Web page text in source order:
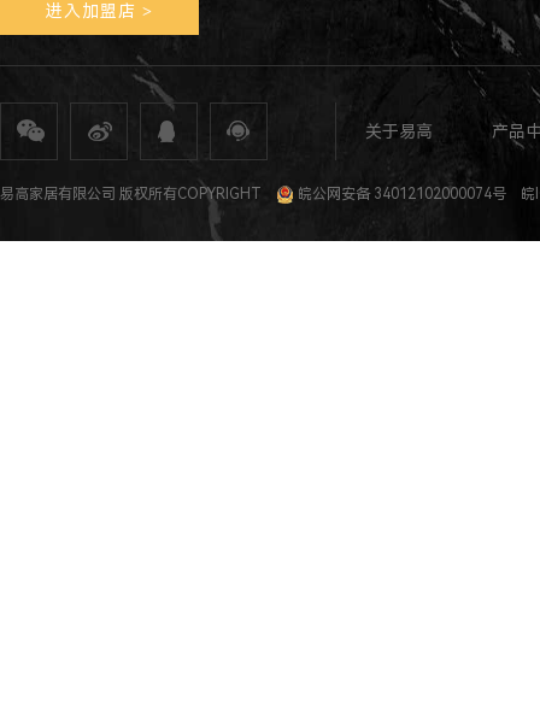
进入加盟店 >
关于易高 产品
全屋定制 定制家具 整体家居 衣柜定制 橱柜定制 全屋定制加盟 全屋整装 全屋定制
易高家居有限公司 版权所有COPYRIGHT 皖公网安备 34012102000074号 皖